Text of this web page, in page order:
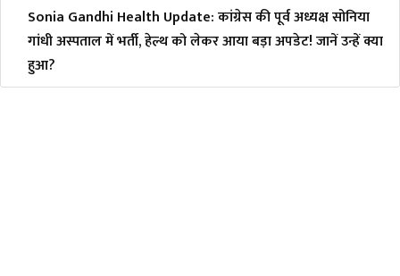
Sonia Gandhi Health Update: कांग्रेस की पूर्व अध्यक्ष सोनिया
गांधी अस्पताल में भर्ती, हेल्थ को लेकर आया बड़ा अपडेट! जानें उन्हें क्या
हुआ?